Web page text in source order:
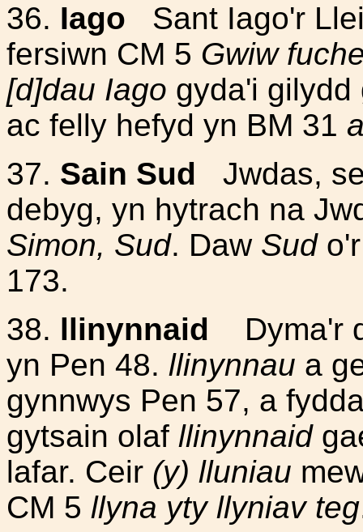
36. Iago Sant Iago'r
fersiwn CM 5 Gwiw
[d]dau Iago gyda'i gilydd
ac felly hefyd yn BM 31
37. Sain Sud Jwdas,
debyg, yn hytrach na
Simon, Sud. Daw Sudo'r
173.
38. llinynnaid
Dyma'r
yn Pen 48. llinynnau a
gynnwys Pen 57, a
gytsain olaf llinynnaid
lafar. Ceir (y) lluniau
CM 5 llyna yty llyniav teg